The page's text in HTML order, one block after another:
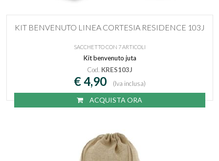
KIT BENVENUTO LINEA CORTESIA RESIDENCE 103J
SACCHETTO CON 7 ARTICOLI
Kit benvenuto juta
Cod. KRES103J
€ 4,90 (Iva inclusa)
ACQUISTA ORA